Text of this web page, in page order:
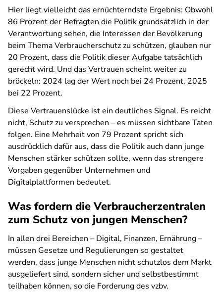
Hier liegt vielleicht das ernüchterndste Ergebnis: Obwohl
86 Prozent der Befragten die Politik grundsätzlich in der
Verantwortung sehen, die Interessen der Bevölkerung
beim Thema Verbraucherschutz zu schützen, glauben nur
20 Prozent, dass die Politik dieser Aufgabe tatsächlich
gerecht wird. Und das Vertrauen scheint weiter zu
bröckeln: 2024 lag der Wert noch bei 24 Prozent, 2025
bei 22 Prozent.
Diese Vertrauenslücke ist ein deutliches Signal. Es reicht
nicht, Schutz zu versprechen – es müssen sichtbare Taten
folgen. Eine Mehrheit von 79 Prozent spricht sich
ausdrücklich dafür aus, dass die Politik auch dann junge
Menschen stärker schützen sollte, wenn das strengere
Vorgaben gegenüber Unternehmen und
Digitalplattformen bedeutet.
Was fordern die Verbraucherzentralen
zum Schutz von jungen Menschen?
In allen drei Bereichen – Digital, Finanzen, Ernährung –
müssen Gesetze und Regulierungen so gestaltet
werden, dass junge Menschen nicht schutzlos dem Markt
ausgeliefert sind, sondern sicher und selbstbestimmt
teilhaben können, so die Forderung des vzbv.